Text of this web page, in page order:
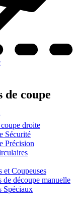
de coupe
droite
Sécurité
Précision
et Coupeuses
de découpe manuelle
Spéciaux